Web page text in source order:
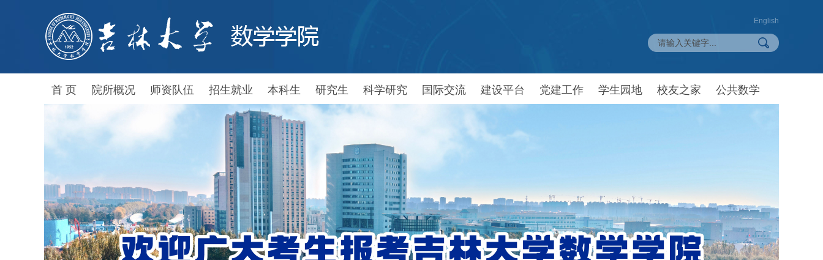
English
首 页 院所概况 师资队伍 招生就业 本科生 研究生 科学研究 国际交流 建设平台 党建工作 学生园地 校友之家 公共数学